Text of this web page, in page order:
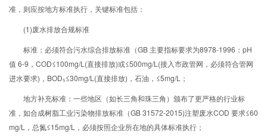
准，则应按地方标准执行，关键标准包括：
(1)废水排放合规标准
标准：必须符合污水综合排放标准（GB 主要指标要求为8978-1996：pH
值 6-9，COD≤100mg/L(直接排放)或≤500mg/L(接入市政管网，必须符合管网
进水要求)，BOD₅≤30mg/L(直接排放)，石油，≤5mg/L；
地方补充标准：一些地区（如长三角和珠三角）颁布了更严格的行业标
准，如合成树脂工业污染物排放标准（GB 31572-2015)注塑废水COD 要求≤60
mg/L，总氮≤15mg/L，必须按照企业所在地的具体标准执行；